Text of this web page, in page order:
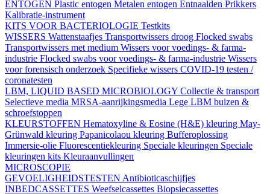
ENTOGEN Plastic entogen Metalen entogen Entnaalden Prikkers
Kalibratie-instrument
KITS VOOR BACTERIOLOGIE Testkits
WISSERS Wattenstaafjes Transportwissers droog Flocked swabs
Transportwissers met medium Wissers voor voedings- & farma-
industrie Flocked swabs voor voedings- & farma-industrie Wissers
voor forensisch onderzoek Specifieke wissers COVID-19 testen /
coronatesten
LBM, LIQUID BASED MICROBIOLOGY Collectie & transport
Selectieve media MRSA-aanrijkingsmedia Lege LBM buizen &
schroefstoppen
KLEURSTOFFEN Hematoxyline & Eosine (H&E) kleuring May-
Grünwald kleuring Papanicolaou kleuring Bufferoplossing
Immersie-olie Fluorescentiekleuring Speciale kleuringen Speciale
kleuringen kits Kleuraanvullingen
MICROSCOPIE
GEVOELIGHEIDSTESTEN Antibioticaschijfjes
INBEDCASSETTES Weefselcassettes Biopsiecassettes